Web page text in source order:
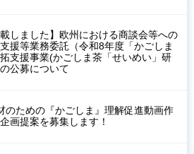
載しました】欧州における商談会等への
援等業務委託（令和8年度「かごしま
支援事業(かごしま茶「せいめい」研
公募について
のための『かごしま』理解促進動画作
画提案を募集します！